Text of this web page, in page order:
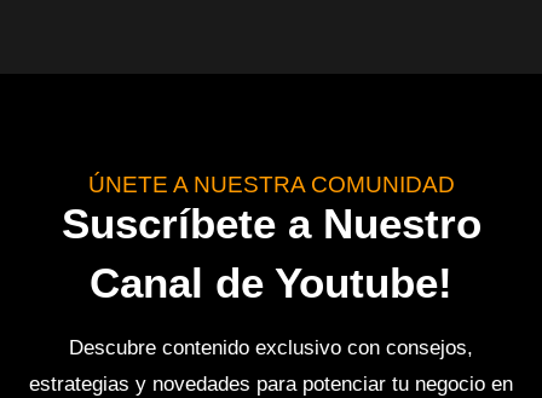
ÚNETE A NUESTRA COMUNIDAD
Suscríbete a Nuestro
Canal de Youtube!
Descubre contenido exclusivo con consejos,
estrategias y novedades para potenciar tu negocio en